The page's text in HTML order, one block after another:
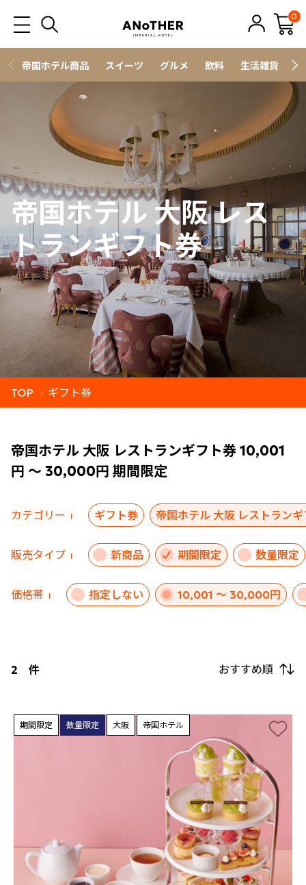
0
帝国ホテル商品 スイーツ グルメ 飲料 生活雑貨
帝国ホテル 大阪 レス
トランギフト券
TOP ギフト券
帝国ホテル 大阪 レストランギフト券 10,001
円 ～ 30,000円 期間限定
カテゴリー ギフト券 帝国ホテル 大阪 レストラン
販売タイプ 新商品 期間限定 数量限定
価格帯 指定しない 10,001 ～ 30,000円
2 件 おすすめ順
期間限定 数量限定 大阪 帝国ホテル